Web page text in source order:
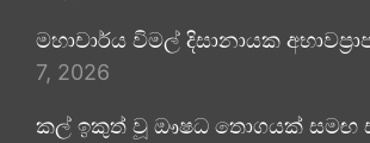
මහාචාර්ය විමල් දිසානායක
7, 2026
කල් ඉකුත් වූ ඖෂධ තොගයක් සමඟ